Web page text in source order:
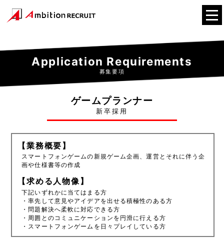
Application Requirements
募集要項
ゲームプランナー
新卒採用
【業務概要】
スマートフォンゲームの新規ゲーム企画、運営とそれに伴う企
画や仕様書等の作成
【求める人物像】
下記いずれかに当てはまる方
・率先して意見やアイデアを出せる積極性のある方
・問題解決へ柔軟に対応できる方
・周囲とのコミュニケーションを円滑に行える方
・スマートフォンゲームを日々プレイしている方